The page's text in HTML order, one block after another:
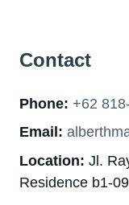
Contact
Phone: +62
Email:
Location: Jl.
Residence b1-